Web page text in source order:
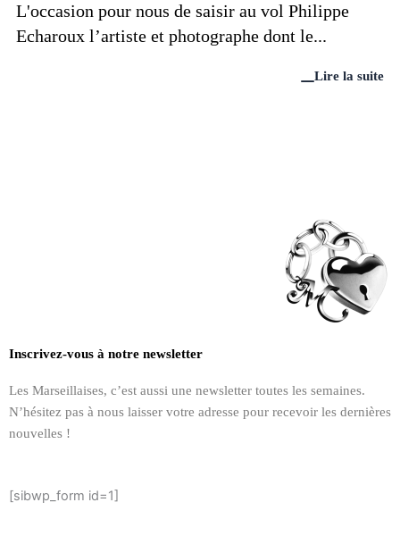
L'occasion pour nous de saisir au vol Philippe
Echaroux l’artiste et photographe dont le...
Lire la suite
Inscrivez-vous à notre newsletter
Les Marseillaises, c’est aussi une newsletter toutes les semaines.
N’hésitez pas à nous laisser votre adresse pour recevoir les dernières
nouvelles !
[sibwp_form id=1]